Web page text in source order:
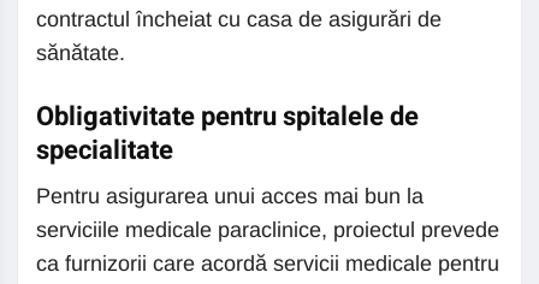
contractul încheiat cu casa de asigurări de
sănătate.
Obligativitate pentru spitalele de
specialitate
Pentru asigurarea unui acces mai bun la
serviciile medicale paraclinice, proiectul prevede
ca furnizorii care acordă servicii medicale pentru